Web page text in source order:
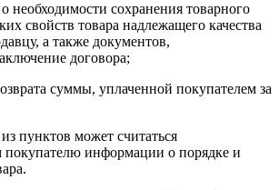
необходимости сохранения товарного
свойств товара надлежащего качества
а также документов,
договора;
суммы, уплаченной покупателем за
пунктов может считаться
покупателю информации о порядке и